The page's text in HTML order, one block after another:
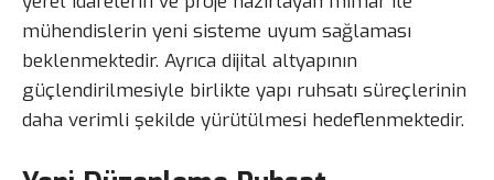
mühendislerin yeni sisteme uyum sağlaması
beklenmektedir. Ayrıca dijital altyapının
güçlendirilmesiyle birlikte yapı ruhsatı süreçlerinin
daha verimli şekilde yürütülmesi hedeflenmektedir.